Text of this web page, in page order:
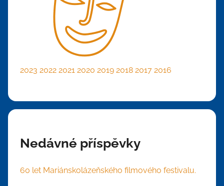
2023 2022 2021 2020 2019 2018 2017 2016
Nedávné příspěvky
60 let Mariánskolázeňského filmového festivalu.